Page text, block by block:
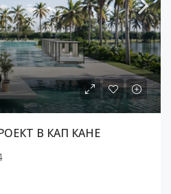
В КАП КАНЕ